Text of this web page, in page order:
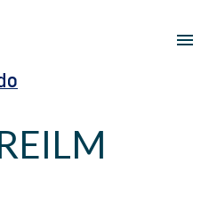
principali